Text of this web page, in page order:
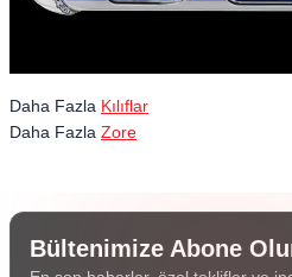
Daha Fazla Kılıflar
Daha Fazla Zore
Bültenimize Abone